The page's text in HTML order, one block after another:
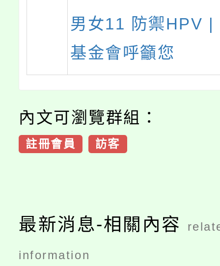
男女11 防禦HPV |
基金會呼籲您
內文可瀏覽群組：
註冊會員 訪客
最新消息-相關內容
information